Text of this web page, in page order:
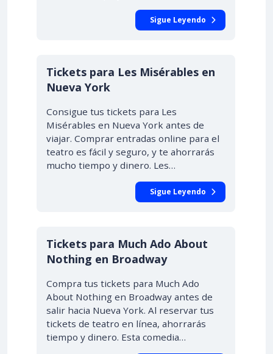
Sigue Leyendo
Tickets para Les Misérables en
Nueva York
Consigue tus tickets para Les
Misérables en Nueva York antes de
viajar. Comprar entradas online para el
teatro es fácil y seguro, y te ahorrarás
mucho tiempo y dinero. Les…
Sigue Leyendo
Tickets para Much Ado About
Nothing en Broadway
Compra tus tickets para Much Ado
About Nothing en Broadway antes de
salir hacia Nueva York. Al reservar tus
tickets de teatro en línea, ahorrarás
tiempo y dinero. Esta comedia…